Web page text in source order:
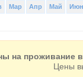
Мар Апр Май Июн
на проживание
Цены